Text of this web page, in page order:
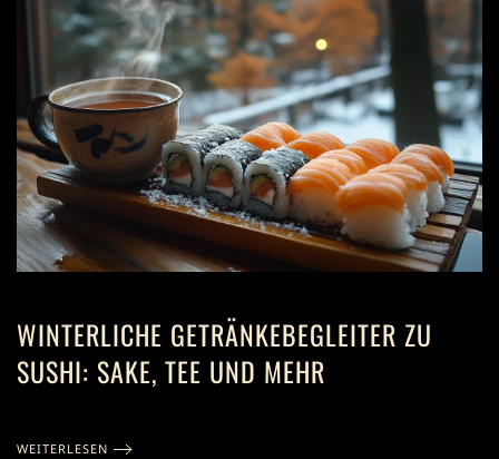
WINTERLICHE GETRÄNKEBEGLEITER ZU
SUSHI: SAKE, TEE UND MEHR
WEITERLESEN